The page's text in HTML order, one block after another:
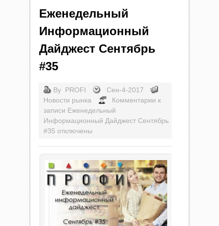
Еженедельный
Информационный
Дайджест Сентябрь
#35
By PROFI
Сен-4-2017
Новости рынка
Комментарии к
записи Еженедельный
Информационный Дайджест Сентябрь
#35 отключены